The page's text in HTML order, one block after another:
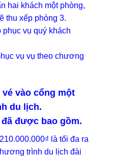
hai khách một phòng,
thu xếp phòng 3.
vụ quý khách
vụ vụ theo chương
vào cổng một
du lịch.
được bao gồm.
là tối đa ra
trình du lịch đài